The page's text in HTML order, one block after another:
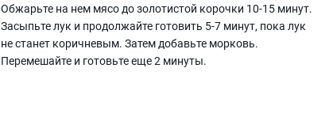
Обжарьте на нем мясо до золотистой корочки 10-15 минут.
Засыпьте лук и продолжайте готовить 5-7 минут, пока лук
не станет коричневым. Затем добавьте морковь.
Перемешайте и готовьте еще 2 минуты.